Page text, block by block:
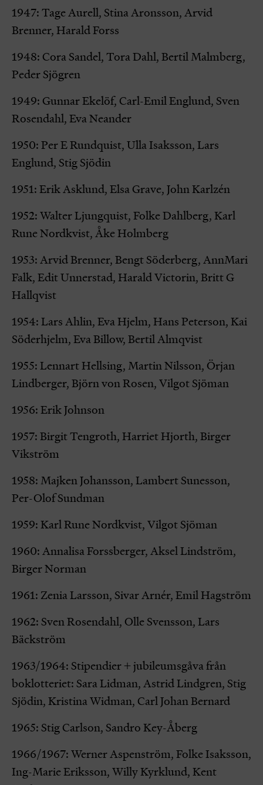
1947: Tage Aurell, Stina Aronsson, Arvid
Brenner, Harald Forss
1948: Cora Sandel, Tora Dahl, Bertil Malmberg,
Peder Sjögren
1949: Gunnar Ekelöf, Carl-Emil Englund, Sven
Rosendahl, Eva Neander
1950: Per E Rundquist, Ulla Isaksson, Lars
Englund, Stig Sjödin
1951: Erik Asklund, Elsa Grave, John Karlzén
1952: Walter Ljungquist, Folke Dahlberg, Karl
Rune Nordkvist, Åke Holmberg
1953: Arvid Brenner, Bengt Söderberg, AnnMari
Falk, Edit Unnerstad, Harald Victorin, Britt G
Hallqvist
1954: Lars Ahlin, Eva Hjelm, Hans Peterson, Kai
Söderhjelm, Eva Billow, Bertil Almqvist
1955: Lennart Hellsing, Martin Nilsson, Örjan
Lindberger, Björn von Rosen, Vilgot Sjöman
1956: Erik Johnson
1957: Birgit Tengroth, Harriet Hjorth, Birger
Vikström
1958: Majken Johansson, Lambert Sunesson,
Per-Olof Sundman
1959: Karl Rune Nordkvist, Vilgot Sjöman
1960: Annalisa Forssberger, Aksel Lindström,
Birger Norman
1961: Zenia Larsson, Sivar Arnér, Emil Hagström
1962: Sven Rosendahl, Olle Svensson, Lars
Bäckström
1963/1964: Stipendier + jubileumsgåva från
boklotteriet: Sara Lidman, Astrid Lindgren, Stig
Sjödin, Kristina Widman, Carl Johan Bernard
1965: Stig Carlson, Sandro Key-Åberg
1966/1967: Werner Aspenström, Folke Isaksson,
Ing-Marie Eriksson, Willy Kyrklund, Kent